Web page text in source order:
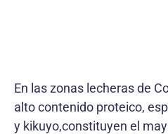
En las zonas lecheras de
alto contenido proteico,
y kikuyo,constituyen el